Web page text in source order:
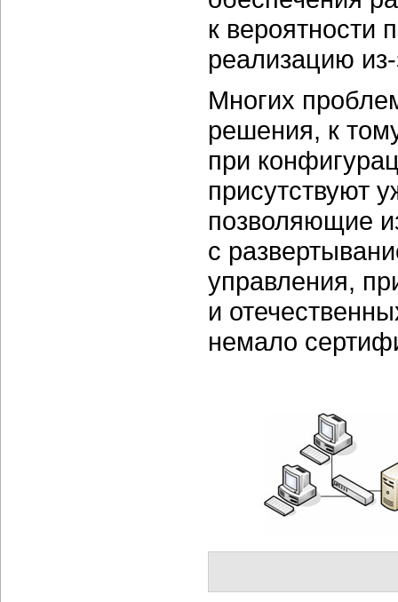
к вероятности
реализацию
Многих
решения, к
при
присутствуют
позволяющие
с
управления,
и
немало